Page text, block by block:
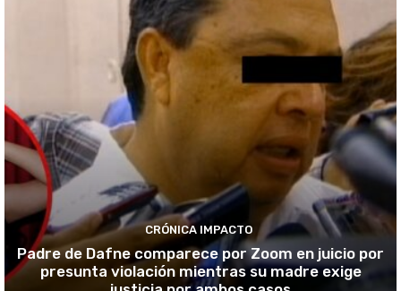
CRÓNICA IMPACTO
Padre de Dafne comparece por Zoom en juicio por
presunta violación mientras su madre exige